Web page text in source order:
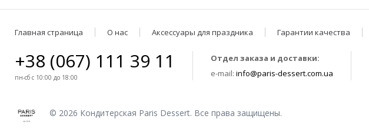
Главная страница О нас Аксессуары для праздника Гарантии качества
+38 (067) 111 39 11
пн-сб с 10:00 до 18:00
Отдел заказа и доставки:
e-mail: info@paris-dessert.com.ua
© 2026 Кондитерская Paris Dessert. Все права защищены.